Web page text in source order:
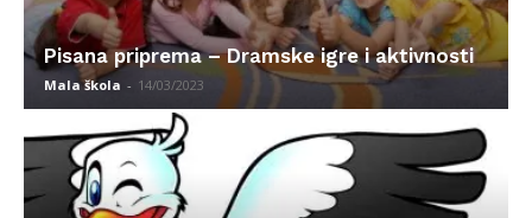
Pisana priprema – Dramske igre i aktivnosti
Mala škola - 14/03/2023